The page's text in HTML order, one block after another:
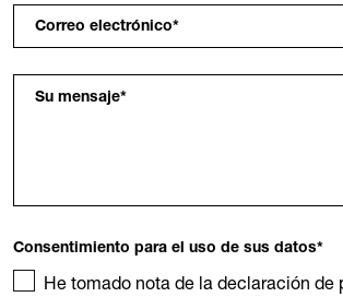
Correo electrónico*
Su mensaje*
Consentimiento para el uso de sus datos*
He tomado nota de la declaración de